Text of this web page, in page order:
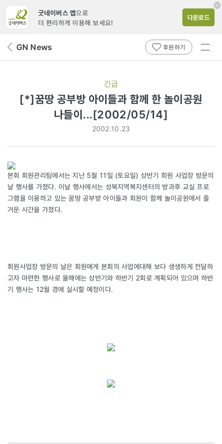
굿네이버스 앱으로
더 편리하게 이용해 보세요!
다운로드
뒤 GN News 후원하기
전체
긴급
[*]꿈땅 공부방 아이들과 함께 한 놀이공원
나들이...[2002/05/14]
2002.10.23
본회 회원관리팀에서는 지난 5월 11일 (토요일) 상반기 회원 사업장 방문의
날 행사를 가졌다. 이날 행사에서는 성북지역복지센터의 방과후 교실 프로
그램을 이용하고 있는 꿈땅 공부방 아이들과 회원이 함께 놀이공원에서 즐
거운 시간을 가졌다.
회원사업장 방문의 날은 회원에게 본회의 사업에대해 보다 생생하게 전달하
고자 마련한 행사로 올해에는 상반기와 하반기 2회로 계획되어 있으며 하반
기 행사는 12월 경에 실시할 예정이다.